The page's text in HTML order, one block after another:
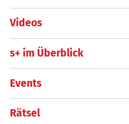
Videos
s+ im Überblick
Events
Rätsel